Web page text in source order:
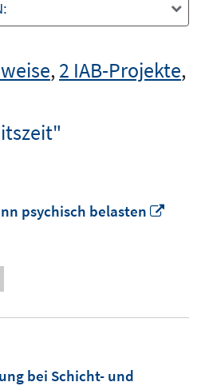
,2 IAB-Projekte,
psychisch belasten
bei Schicht- und